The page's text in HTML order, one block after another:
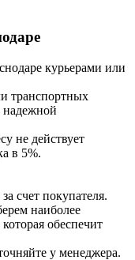
курьерами или
транспортных
надежной
не действует
в 5%.
счет покупателя.
наиболее
обеспечит
у менеджера.